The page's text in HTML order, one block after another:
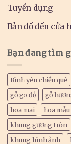
Tuyển dụng
Bản đồ đến cửa
Bạn đang tìm
Bình yên chiều quê
gỗ gõ đỏ
gỗ
hoa mai
hoa mẫu
khung gương tròn
khung hình ảnh